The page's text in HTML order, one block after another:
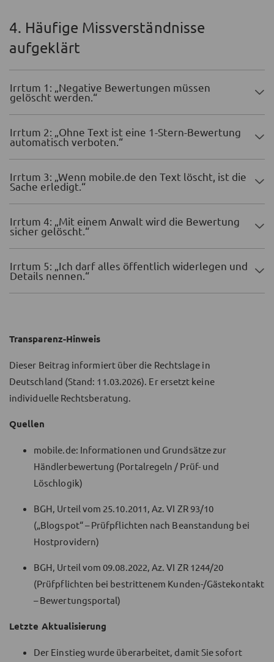
4. Häufige Missverständnisse
aufgeklärt
Irrtum 1: „Negative Bewertungen müssen
gelöscht werden.“
Irrtum 2: „Ohne Text ist eine 1-Stern-Bewertung
automatisch verboten.“
Irrtum 3: „Wenn mobile.de den Text löscht, ist die
Sache erledigt.“
Irrtum 4: „Mit einem Anwalt wird die Bewertung
sicher gelöscht.“
Irrtum 5: „Ich darf alles öffentlich widerlegen und
Details nennen.“
Transparenz-Hinweis
Dieser Beitrag informiert über die Rechtslage in
Deutschland (Stand: 11.03.2026). Er ersetzt keine
individuelle Rechtsberatung.
Quellen
mobile.de: Informationen und Grundsätze zur
Händlerbewertung (Portalregeln / Prüf- und
Löschlogik)
BGH, Urteil vom 25.10.2011, Az. VI ZR 93/10
(„Blogspot“ – Prüfpflichten nach Beanstandung bei
Hostprovidern)
BGH, Urteil vom 09.08.2022, Az. VI ZR 1244/20
(Prüfpflichten bei bestrittenem Kunden-/Gästekontakt
– Bewertungsportal)
Letzte Aktualisierung
Der Einstieg wurde überarbeitet, damit Sie sofort